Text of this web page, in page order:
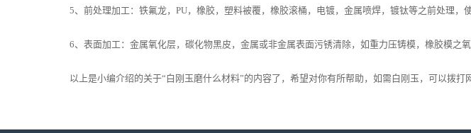
5、前处理加工：铁氟龙，PU，橡胶，塑料被覆，橡胶滚桶，电镀，金属喷焊，镀钛等之前处理，使
6、表面加工：金属氧化层，碳化物黑皮，金属或非金属表面污锈清除，如重力压铸模，橡胶模之氧
以上是小编介绍的关于“白刚玉磨什么材料”的内容了，希望对你有所帮助，如需白刚玉，可以拨打